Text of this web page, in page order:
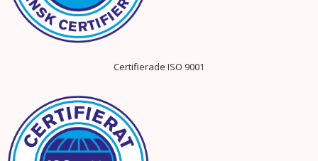
Certifierade ISO 9001